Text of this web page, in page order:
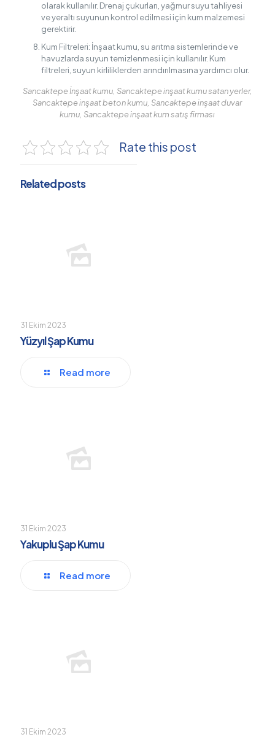
olarak kullanılır. Drenaj çukurları, yağmur suyu tahliyesi
ve yeraltı suyunun kontrol edilmesi için kum malzemesi
gerektirir.
Kum Filtreleri: İnşaat kumu, su arıtma sistemlerinde ve
havuzlarda suyun temizlenmesi için kullanılır. Kum
filtreleri, suyun kirliliklerden arındırılmasına yardımcı olur.
Sancaktepe İnşaat kumu, Sancaktepe inşaat kumu satan yerler,
Sancaktepe inşaat beton kumu, Sancaktepe inşaat duvar
kumu, Sancaktepe inşaat kum satış firması
Rate this post
Related posts
31 Ekim 2023
Yüzyıl Şap Kumu
Read more
31 Ekim 2023
Yakuplu Şap Kumu
Read more
31 Ekim 2023